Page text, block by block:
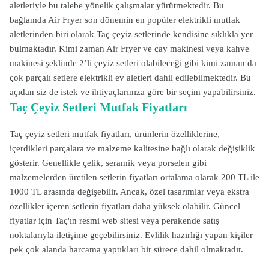
aletleriyle bu talebe yönelik çalışmalar yürütmektedir. Bu
bağlamda Air Fryer son dönemin en popüler elektrikli mutfak
aletlerinden biri olarak Taç çeyiz setlerinde kendisine sıklıkla yer
bulmaktadır. Kimi zaman Air Fryer ve çay makinesi veya kahve
makinesi şeklinde 2’li çeyiz setleri olabileceği gibi kimi zaman da
çok parçalı setlere elektrikli ev aletleri dahil edilebilmektedir. Bu
açıdan siz de istek ve ihtiyaçlarınıza göre bir seçim yapabilirsiniz.
Taç Çeyiz Setleri Mutfak Fiyatları
Taç çeyiz setleri mutfak fiyatları, ürünlerin özelliklerine,
içerdikleri parçalara ve malzeme kalitesine bağlı olarak değişiklik
gösterir. Genellikle çelik, seramik veya porselen gibi
malzemelerden üretilen setlerin fiyatları ortalama olarak 200 TL ile
1000 TL arasında değişebilir. Ancak, özel tasarımlar veya ekstra
özellikler içeren setlerin fiyatları daha yüksek olabilir. Güncel
fiyatlar için Taç'ın resmi web sitesi veya perakende satış
noktalarıyla iletişime geçebilirsiniz. Evlilik hazırlığı yapan kişiler
pek çok alanda harcama yaptıkları bir sürece dahil olmaktadır.